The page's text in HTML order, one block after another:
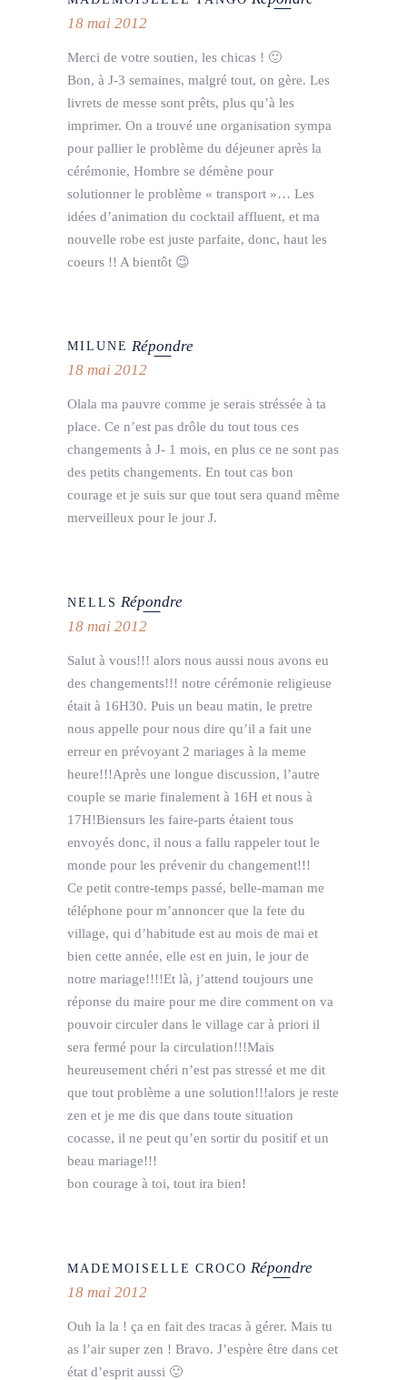
18 mai 2012
Merci de votre soutien, les chicas ! 🙂
Bon, à J-3 semaines, malgré tout, on gère. Les
livrets de messe sont prêts, plus qu’à les
imprimer. On a trouvé une organisation sympa
pour pallier le problème du déjeuner après la
cérémonie, Hombre se démène pour
solutionner le problème « transport »… Les
idées d’animation du cocktail affluent, et ma
nouvelle robe est juste parfaite, donc, haut les
coeurs !! A bientôt 😉
MILUNE Répondre
18 mai 2012
Olala ma pauvre comme je serais stréssée à ta
place. Ce n’est pas drôle du tout tous ces
changements à J- 1 mois, en plus ce ne sont pas
des petits changements. En tout cas bon
courage et je suis sur que tout sera quand même
merveilleux pour le jour J.
NELLS Répondre
18 mai 2012
Salut à vous!!! alors nous aussi nous avons eu
des changements!!! notre cérémonie religieuse
était à 16H30. Puis un beau matin, le pretre
nous appelle pour nous dire qu’il a fait une
erreur en prévoyant 2 mariages à la meme
heure!!!Après une longue discussion, l’autre
couple se marie finalement à 16H et nous à
17H!Biensurs les faire-parts étaient tous
envoyés donc, il nous a fallu rappeler tout le
monde pour les prévenir du changement!!!
Ce petit contre-temps passé, belle-maman me
téléphone pour m’annoncer que la fete du
village, qui d’habitude est au mois de mai et
bien cette année, elle est en juin, le jour de
notre mariage!!!!Et là, j’attend toujours une
réponse du maire pour me dire comment on va
pouvoir circuler dans le village car à priori il
sera fermé pour la circulation!!!Mais
heureusement chéri n’est pas stressé et me dit
que tout problème a une solution!!!alors je reste
zen et je me dis que dans toute situation
cocasse, il ne peut qu’en sortir du positif et un
beau mariage!!!
bon courage à toi, tout ira bien!
MADEMOISELLE CROCO Répondre
18 mai 2012
Ouh la la ! ça en fait des tracas à gérer. Mais tu
as l’air super zen ! Bravo. J’espère être dans cet
état d’esprit aussi 🙂